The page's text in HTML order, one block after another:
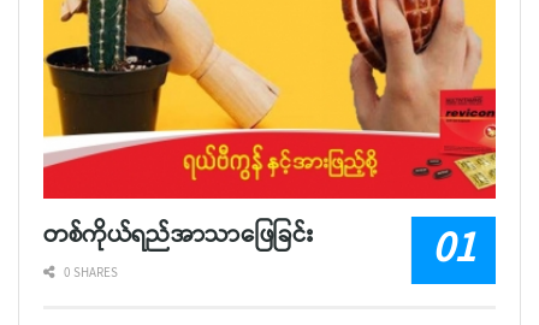
တစ်ကိုယ်ရည်အာသာဖြေခြင်း
0 SHARES